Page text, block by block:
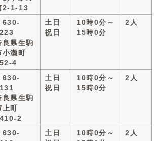
2-1-13
630-
良県生駒
小瀬町
4
土日
祝日
10時0分～
15時0分
2人
630-
良県生駒
町
2
土日
祝日
10時0分～
15時0分
2人
630-
土日
10時0分～
2人